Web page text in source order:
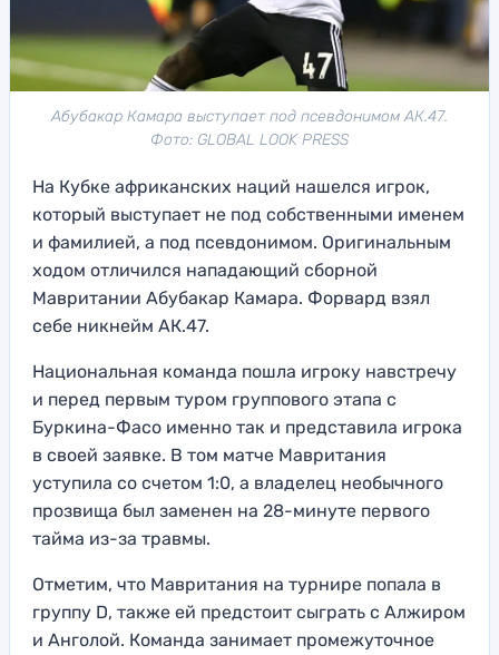
Абубакар Камара выступает под псевдонимом АК.47.
Фото: GLOBAL LOOK PRESS
На Кубке африканских наций нашелся игрок,
который выступает не под собственными именем
и фамилией, а под псевдонимом. Оригинальным
ходом отличился нападающий сборной
Мавритании Абубакар Камара. Форвард взял
себе никнейм АК.47.
Национальная команда пошла игроку навстречу
и перед первым туром группового этапа с
Буркина-Фасо именно так и представила игрока
в своей заявке. В том матче Мавритания
уступила со счетом 1:0, а владелец необычного
прозвища был заменен на 28-минуте первого
тайма из-за травмы.
Отметим, что Мавритания на турнире попала в
группу D, также ей предстоит сыграть с Алжиром
и Анголой. Команда занимает промежуточное